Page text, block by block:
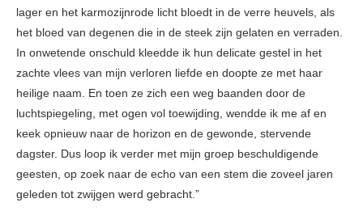
lager en het karmozijnrode licht bloedt in de verre heuvels, als
het bloed van degenen die in de steek zijn gelaten en verraden.
In onwetende onschuld kleedde ik hun delicate gestel in het
zachte vlees van mijn verloren liefde en doopte ze met haar
heilige naam. En toen ze zich een weg baanden door de
luchtspiegeling, met ogen vol toewijding, wendde ik me af en
keek opnieuw naar de horizon en de gewonde, stervende
dagster. Dus loop ik verder met mijn groep beschuldigende
geesten, op zoek naar de echo van een stem die zoveel jaren
geleden tot zwijgen werd gebracht.”